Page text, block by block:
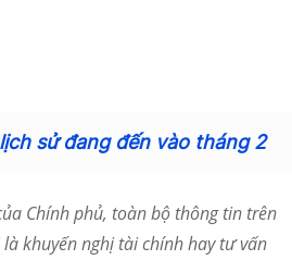
sử đang đến vào tháng 2
Chính phủ, toàn bộ thông tin trên
khuyến nghị tài chính hay tư vấn